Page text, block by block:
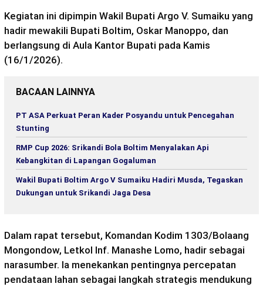
Kegiatan ini dipimpin Wakil Bupati Argo V. Sumaiku yang
hadir mewakili Bupati Boltim, Oskar Manoppo, dan
berlangsung di Aula Kantor Bupati pada Kamis
(16/1/2026).
BACAAN LAINNYA
PT ASA Perkuat Peran Kader Posyandu untuk Pencegahan
Stunting
RMP Cup 2026: Srikandi Bola Boltim Menyalakan Api
Kebangkitan di Lapangan Gogaluman
Wakil Bupati Boltim Argo V Sumaiku Hadiri Musda, Tegaskan
Dukungan untuk Srikandi Jaga Desa
Dalam rapat tersebut, Komandan Kodim 1303/Bolaang
Mongondow, Letkol Inf. Manashe Lomo, hadir sebagai
narasumber. Ia menekankan pentingnya percepatan
pendataan lahan sebagai langkah strategis mendukung